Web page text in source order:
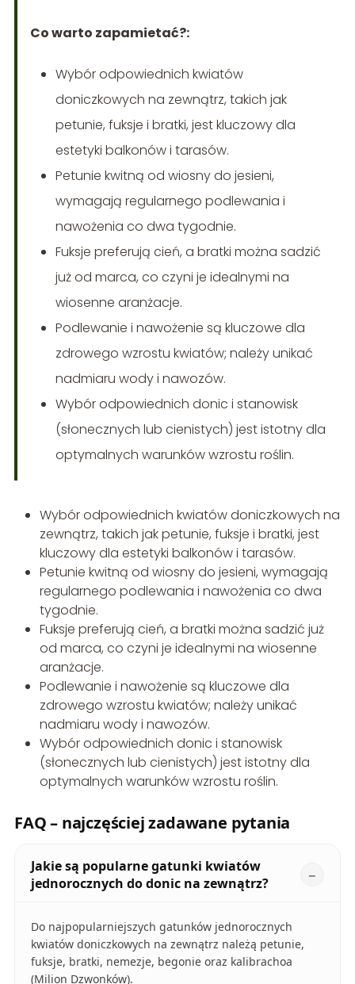
Co warto zapamietać?:
Wybór odpowiednich kwiatów
doniczkowych na zewnątrz, takich jak
petunie, fuksje i bratki, jest kluczowy dla
estetyki balkonów i tarasów.
Petunie kwitną od wiosny do jesieni,
wymagają regularnego podlewania i
nawożenia co dwa tygodnie.
Fuksje preferują cień, a bratki można sadzić
już od marca, co czyni je idealnymi na
wiosenne aranżacje.
Podlewanie i nawożenie są kluczowe dla
zdrowego wzrostu kwiatów; należy unikać
nadmiaru wody i nawozów.
Wybór odpowiednich donic i stanowisk
(słonecznych lub cienistych) jest istotny dla
optymalnych warunków wzrostu roślin.
Wybór odpowiednich kwiatów doniczkowych na
zewnątrz, takich jak petunie, fuksje i bratki, jest
kluczowy dla estetyki balkonów i tarasów.
Petunie kwitną od wiosny do jesieni, wymagają
regularnego podlewania i nawożenia co dwa
tygodnie.
Fuksje preferują cień, a bratki można sadzić już
od marca, co czyni je idealnymi na wiosenne
aranżacje.
Podlewanie i nawożenie są kluczowe dla
zdrowego wzrostu kwiatów; należy unikać
nadmiaru wody i nawozów.
Wybór odpowiednich donic i stanowisk
(słonecznych lub cienistych) jest istotny dla
optymalnych warunków wzrostu roślin.
FAQ – najczęściej zadawane pytania
Jakie są popularne gatunki kwiatów
jednorocznych do donic na zewnątrz?
Do najpopularniejszych gatunków jednorocznych
kwiatów doniczkowych na zewnątrz należą petunie,
fuksje, bratki, nemezje, begonie oraz kalibrachoa
(Milion Dzwonków).